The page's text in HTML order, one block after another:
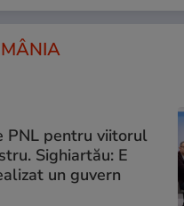
PNL pentru viitorul
Sighiartău: E
un guvern